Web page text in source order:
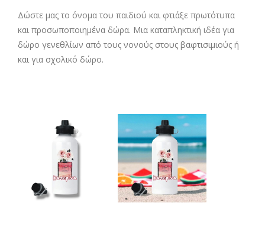
Δώστε μας το όνομα του παιδιού και φτιάξε πρωτότυπα
και προσωποποιημένα δώρα. Μια καταπληκτική ιδέα για
δώρο γενεθλίων από τους νονούς στους βαφτισιμιούς ή
και για σχολικό δώρο.